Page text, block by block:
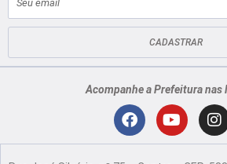
mail
CADASTRAR
Acompanhe a Prefeitura nas
F Y I
n